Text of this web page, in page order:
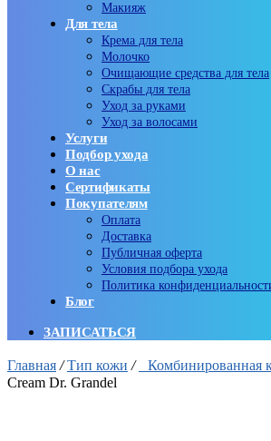
Макияж
Для тела
Крема для тела
Молочко
Очищающие средства для тела
Скрабы для тела
Уход за руками
Уход за волосами
Услуги
Подбор ухода
О нас
Сертификаты
Покупателям
Оплата
Доставка
Публичная оферта
Условия подбора ухода
Политика
Блог
ЗАПИСАТЬСЯ
Главная / Тип кожи / Комбинированная
Cream Dr. Grandel